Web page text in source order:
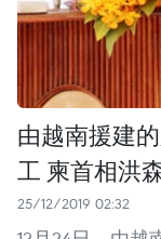
由越南援建
工 柬首相洪
25/12/2019 02:32